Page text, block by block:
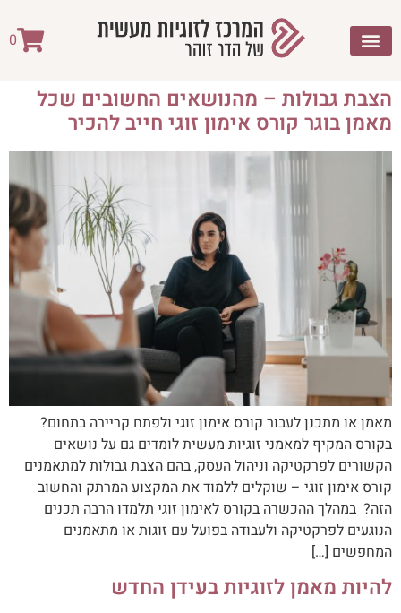
0
הצבת גבולות – מהנושאים החשובים שכל
מאמן בוגר קורס אימון זוגי חייב להכיר
מאמן או מתכנן לעבור קורס אימון זוגי ולפתח קריירה בתחום?
בקורס המקיף למאמני זוגיות מעשית לומדים גם על נושאים
הקשורים לפרקטיקה וניהול העסק, בהם הצבת גבולות למתאמנים
קורס אימון זוגי – שוקלים ללמוד את המקצוע המרתק והחשוב
הזה? במהלך ההכשרה בקורס לאימון זוגי תלמדו הרבה תכנים
הנוגעים לפרקטיקה ולעבודה בפועל עם זוגות או מתאמנים
המחפשים […]
להיות מאמן לזוגיות בעידן החדש